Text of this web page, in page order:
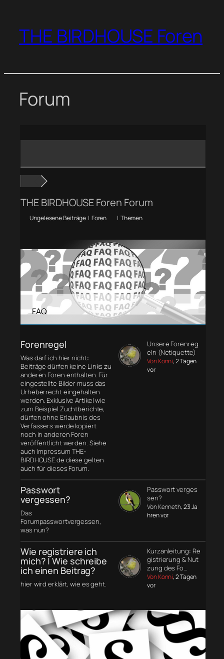
springen
THE BIRDHOUSE Foren
Forum
THE BIRDHOUSE Foren Forum
Ungelesene Beiträge | Foren | Themen
FAQ
Forenregel
Was darf ich hier nicht:
Beiträge dürfen keine Links zu
anderen Foren enthalten. Für
eingestellte Bilder muss das
Urheberrecht eingehalten
werden. Exklusive Artikel wie
zum Beispiel Zuchtberichte,
dürfen ohne Erlaubnis des
Verfassers werde kopiert
noch in anderen Foren
veröffentlicht werden. Siehe
auch Impressum THE-
BIRDHOUSE.de diese gelten
auch für dieses Forum.
Unsere Forenreg
eln (Netiquette)
Von Konni, 2 Tagen
vor
Passwort
vergessen?
Das
Forumpasswortvergessen,
was nun?
Passwort verges
sen?
Von Kenneth, 23 Ja
hren vor
Wie registriere ich
mich? | Wie schreibe
ich einen Beitrag?
hier wird erklärt, wie es geht.
Kurzanleitung: Re
gistrierung & Nut
zung des Fo…
Von Konni, 2 Tagen
vor